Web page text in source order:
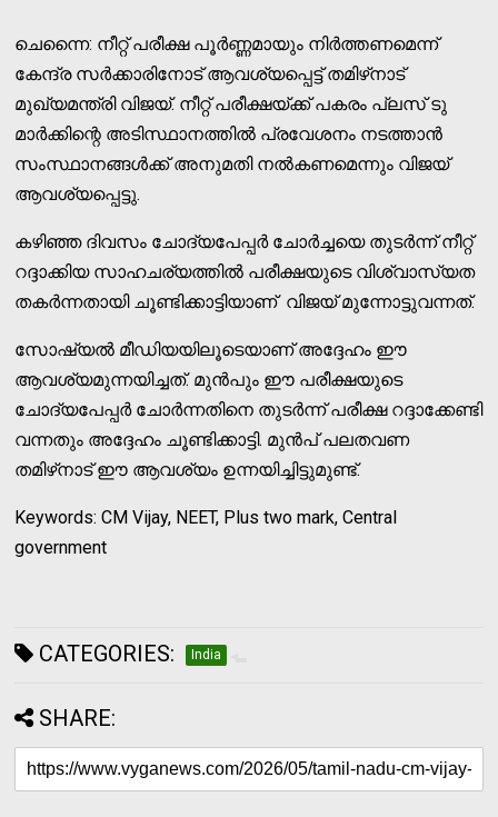
ചെന്നൈ: നീറ്റ് പരീക്ഷ പൂര്‍ണ്ണമായും നിര്‍ത്തണമെന്ന്
കേന്ദ്ര സര്‍ക്കാരിനോട് ആവശ്യപ്പെട്ട് തമിഴ്‌നാട്
മുഖ്യമന്ത്രി വിജയ്. നീറ്റ് പരീക്ഷയ്ക്ക് പകരം പ്ലസ് ടു
മാര്‍ക്കിന്റെ അടിസ്ഥാനത്തില്‍ പ്രവേശനം നടത്താന്‍
സംസ്ഥാനങ്ങള്‍ക്ക് അനുമതി നല്‍കണമെന്നും വിജയ്
ആവശ്യപ്പെട്ടു.
കഴിഞ്ഞ ദിവസം ചോദ്യപേപ്പര്‍ ചോര്‍ച്ചയെ തുടര്‍ന്ന് നീറ്റ്
റദ്ദാക്കിയ സാഹചര്യത്തില്‍ പരീക്ഷയുടെ വിശ്വാസ്യത
തകര്‍ന്നതായി ചൂണ്ടിക്കാട്ടിയാണ് വിജയ് മുന്നോട്ടുവന്നത്.
സോഷ്യല്‍ മീഡിയയിലൂടെയാണ് അദ്ദേഹം ഈ
ആവശ്യമുന്നയിച്ചത്. മുന്‍പും ഈ പരീക്ഷയുടെ
ചോദ്യപേപ്പര്‍ ചോര്‍ന്നതിനെ തുടര്‍ന്ന് പരീക്ഷ റദ്ദാക്കേണ്ടി
വന്നതും അദ്ദേഹം ചൂണ്ടിക്കാട്ടി. മുന്‍പ് പലതവണ
തമിഴ്‌നാട് ഈ ആവശ്യം ഉന്നയിച്ചിട്ടുമുണ്ട്.
Keywords: CM Vijay, NEET, Plus two mark, Central
government
CATEGORIES: India
SHARE: